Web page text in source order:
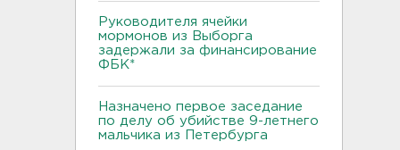
Руководителя ячейки
мормонов из Выборга
задержали за финансирование
ФБК*
Назначено первое заседание
по делу об убийстве 9-летнего
мальчика из Петербурга